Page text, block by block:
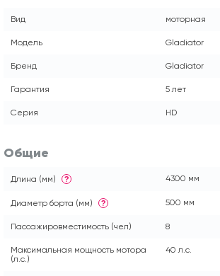
Вид моторная
Модель Gladiator
Бренд Gladiator
Гарантия 5 лет
Серия HD
Общие
Длина (мм) ? 4300 мм
Диаметр борта (мм) ? 500 мм
Пассажировместимость (чел) 8
Максимальная мощность мотора
(л.с.)
40 л.с.